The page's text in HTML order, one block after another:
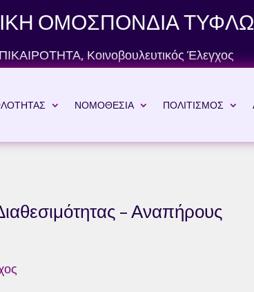
ΟΜΟΣΠΟΝΔΙΑ
, Κοινοβουλευτικός Έλεγχος
ΝΟΜΟΘΕΣΙΑ ΠΟΛΙΤΙΣΜΟΣ
– Αναπήρους